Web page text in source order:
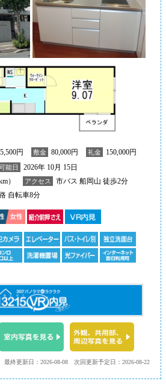
5,500円 敷金 80,000円 礼金 150,000円
能日
2026年 10月 15日
）
アクセス
市バス 船岡山 徒歩2分
自転車8分
次回更新予定日：2026-08-22
最終更新日：2026-08-08